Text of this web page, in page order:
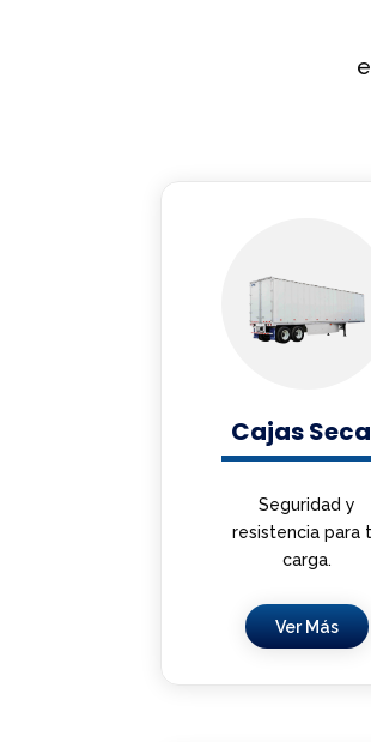
Cajas
Seguridad y
resistencia para
carga.
Ver Más